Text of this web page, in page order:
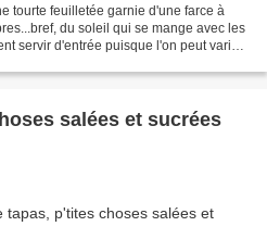
tourte feuilletée garnie d'une farce à
du soleil qui se mange avec les
servir d'entrée puisque l'on peut varier
salées et sucrées